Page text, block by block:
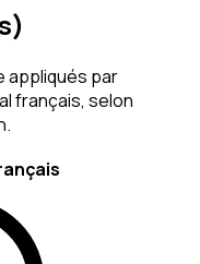
appliqués par
français, selon